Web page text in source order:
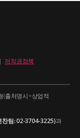
| 저작권정책
(출처명시+상업적
찬팀: 02-3704-3225)과